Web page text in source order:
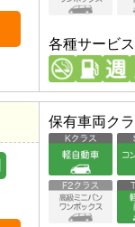
各種サービス
保有車両ク